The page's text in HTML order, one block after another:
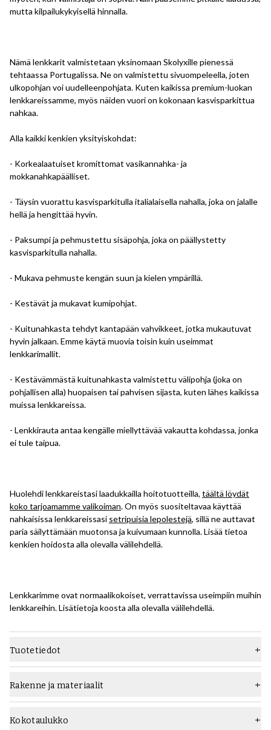
mutta kilpailukykyisellä hinnalla.
Nämä lenkkarit valmistetaan yksinomaan Skolyxille pienessä
tehtaassa Portugalissa. Ne on valmistettu sivuompeleella, joten
ulkopohjan voi uudelleenpohjata. Kuten kaikissa premium-luokan
lenkkareissamme, myös näiden vuori on kokonaan kasvisparkittua
nahkaa.
Alla kaikki kenkien yksityiskohdat:
- Korkealaatuiset kromittomat vasikannahka- ja
mokkanahkapäälliset.
- Täysin vuorattu kasvisparkitulla italialaisella nahalla, joka on jalalle
hellä ja hengittää hyvin.
- Paksumpi ja pehmustettu sisäpohja, joka on päällystetty
kasvisparkitulla nahalla.
- Mukava pehmuste kengän suun ja kielen ympärillä.
- Kestävät ja mukavat kumipohjat.
- Kuitunahkasta tehdyt kantapään vahvikkeet, jotka mukautuvat
hyvin jalkaan. Emme käytä muovia toisin kuin useimmat
lenkkarimallit.
- Kestävämmästä kuitunahkasta valmistettu välipohja (joka on
pohjallisen alla) huopaisen tai pahvisen sijasta, kuten lähes kaikissa
muissa lenkkareissa.
- Lenkkirauta antaa kengälle miellyttävää vakautta kohdassa, jonka
ei tule taipua.
Huolehdi lenkkareistasi laadukkailla hoitotuotteilla, täältä löydät
koko tarjoamamme valikoiman. On myös suositeltavaa käyttää
nahkaisissa lenkkareissasi setripuisia lepolestejä, sillä ne auttavat
paria säilyttämään muotonsa ja kuivumaan kunnolla. Lisää tietoa
kenkien hoidosta alla olevalla välilehdellä.
Lenkkarimme ovat normaalikokoiset, verrattavissa useimpiin muihin
lenkkareihin. Lisätietoja koosta alla olevalla välilehdellä.
Tuotetiedot
Tyyppi Lenkkarit
Rakenne ja materiaalit
Sidewall-ompeletussa kengässä käytetään ns. kuppipohjia, joihin
laitetaan ylä- ja kestolauta/välipohja ja sitten Sidewall-
Kokotaulukko